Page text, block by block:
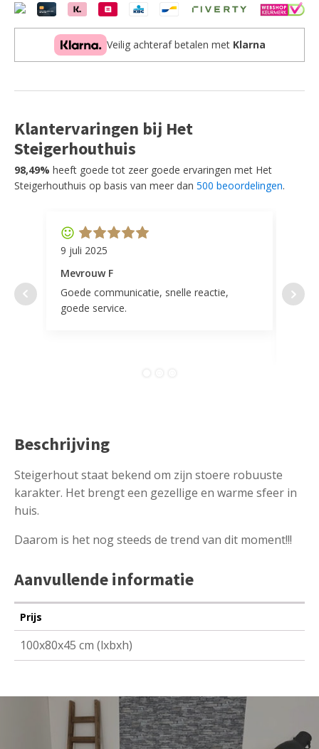
Veilig achteraf betalen met Klarna
Klantervaringen bij Het
Steigerhouthuis
98,49% heeft goede tot zeer goede ervaringen met Het
Steigerhouthuis op basis van meer dan 500 beoordelingen.
9 juli 2025
Mevrouw F
Goede communicatie, snelle reactie,
goede service.
door
Beschrijving
Steigerhout staat bekend om zijn stoere robuuste
karakter. Het brengt een gezellige en warme sfeer in
huis.
Daarom is het nog steeds de trend van dit moment!!!
Aanvullende informatie
Prijs
100x80x45 cm (lxbxh)